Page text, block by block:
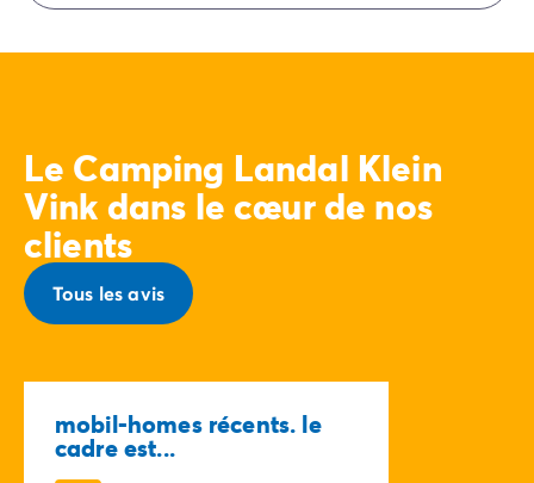
Eurocamp (marques de notre groupe).
Le Camping Landal Klein
Vink dans le cœur de nos
clients
Tous les avis
mobil-homes récents. le
cadre est...